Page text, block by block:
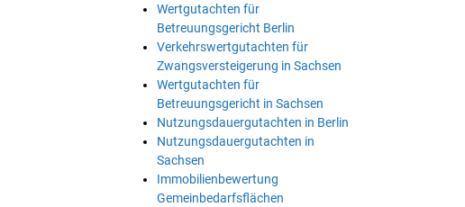
Wertgutachten für
Betreuungsgericht Berlin
Verkehrswertgutachten für
Zwangsversteigerung in Sachsen
Wertgutachten für
Betreuungsgericht in Sachsen
Nutzungsdauergutachten in Berlin
Nutzungsdauergutachten in
Sachsen
Immobilienbewertung
Gemeinbedarfsflächen